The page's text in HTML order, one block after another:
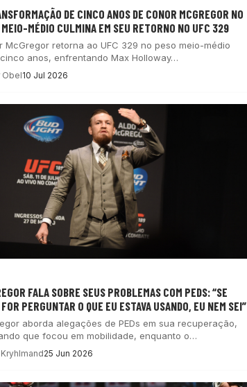
DE CINCO ANOS DE CONOR MCGREGOR NO
MÉDIO CULMINA EM SEU RETORNO NO UFC 329
McGregor retorna ao UFC 329 no peso meio-médio
anos, enfrentando Max Holloway…
Obel10 Jul 2026
FALA SOBRE SEUS PROBLEMAS COM PEDS: “SE
PERGUNTAR O QUE EU ESTAVA USANDO, EU NEM SEI”
aborda alegações de PEDs em sua recuperação,
que focou em mobilidade, enquanto o…
25 Jun 2026